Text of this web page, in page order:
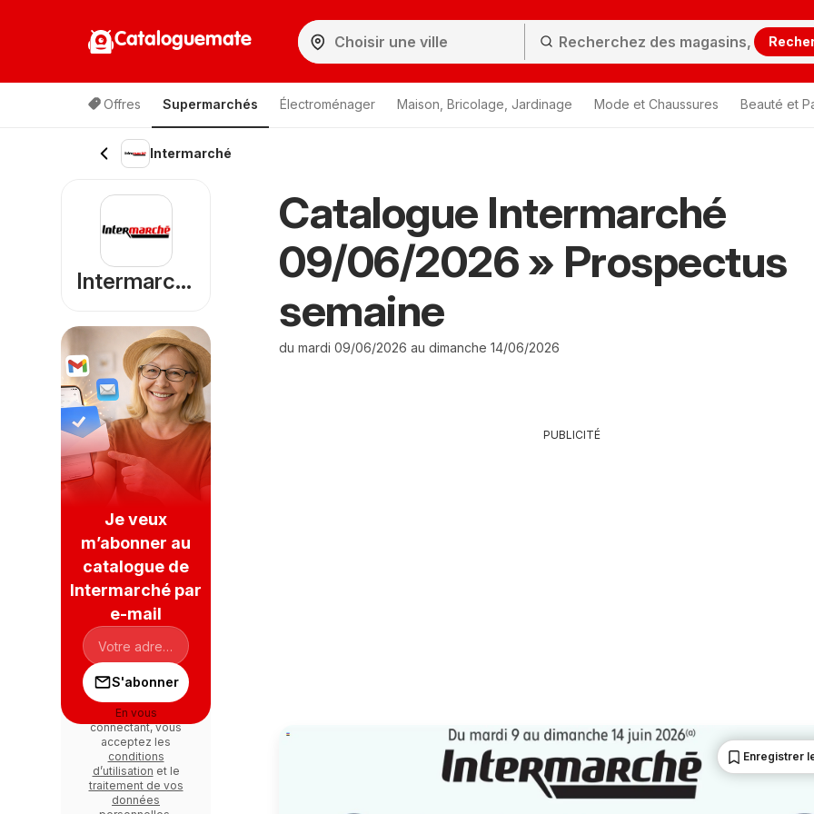
Cataloguemate
Offres Supermarchés Électroménager Maison, Bricolage, Jardinage Mode et Chaussures Beauté et
Intermarché
Catalogue Intermarché
09/06/2026 » Prospectus
semaine
du mardi 09/06/2026 au dimanche 14/06/2026
PUBLICITÉ
Enregistrer
Intermarché
Je veux
m’abonner au
catalogue de
Intermarché par
e-mail
S'abonner
En vous
connectant, vous
acceptez les
conditions
d’utilisation et le
traitement de vos
données